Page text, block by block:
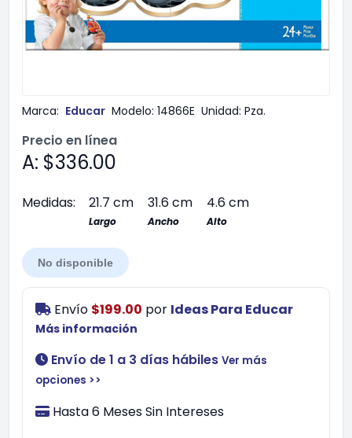
Marca: Educar Modelo: 14866E Unidad: Pza.
Precio en línea
A: $336.00
Medidas: 21.7 cm 31.6 cm 4.6 cm
Largo Ancho Alto
No disponible
Envío $199.00 por Ideas Para Educar
Más información
Envío de 1 a 3 días hábiles Ver más
opciones >>
Hasta 6 Meses Sin Intereses